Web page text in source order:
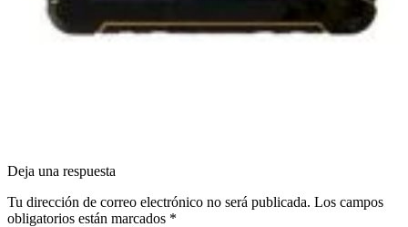
Deja una respuesta
Tu dirección de correo electrónico no será publicada. Los campos
obligatorios están marcados *